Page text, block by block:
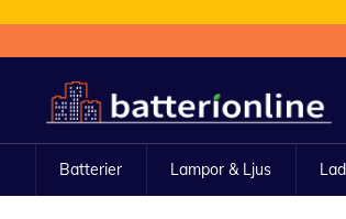
till
innehållet
Batterier Lampor & Ljus